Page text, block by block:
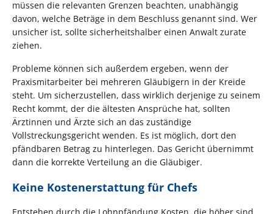
müssen die relevanten Grenzen beachten, unabhängig
davon, welche Beträge in dem Beschluss genannt sind. Wer
unsicher ist, sollte sicherheitshalber einen Anwalt zurate
ziehen.
Probleme können sich außerdem ergeben, wenn der
Praxismitarbeiter bei mehreren Gläubigern in der Kreide
steht. Um sicherzustellen, dass wirklich derjenige zu seinem
Recht kommt, der die ältesten Ansprüche hat, sollten
Ärztinnen und Ärzte sich an das zuständige
Vollstreckungsgericht wenden. Es ist möglich, dort den
pfändbaren Betrag zu hinterlegen. Das Gericht übernimmt
dann die korrekte Verteilung an die Gläubiger.
Keine Kostenerstattung für Chefs
Entstehen durch die Lohnpfändung Kosten, die höher sind